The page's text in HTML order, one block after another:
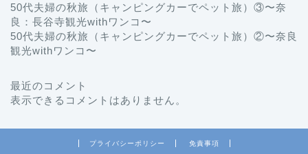
50代夫婦の秋旅（キャンピングカーでペット旅）③〜奈
良：長谷寺観光withワンコ〜
50代夫婦の秋旅（キャンピングカーでペット旅）②〜奈良
観光withワンコ〜
最近のコメント
表示できるコメントはありません。
プライバシーポリシー 免責事項